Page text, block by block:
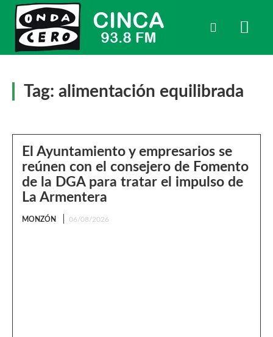
Tag: alimentación equilibrada
El Ayuntamiento y empresarios se
reúnen con el consejero de Fomento
de la DGA para tratar el impulso de
La Armentera
MONZÓN 06/08/2026